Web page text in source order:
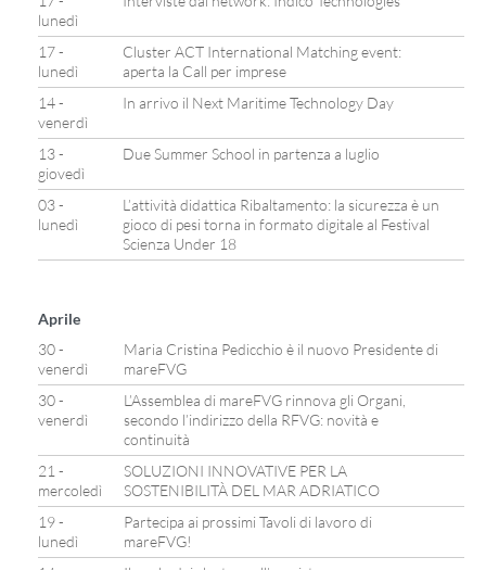
lunedì
17 -
lunedì
Cluster ACT International Matching event:
aperta la Call per imprese
14 -
venerdì
In arrivo il Next Maritime Technology Day
13 -
giovedì
Due Summer School in partenza a luglio
03 -
lunedì
L’attività didattica Ribaltamento: la sicurezza è un
gioco di pesi torna in formato digitale al Festival
Scienza Under 18
Aprile
30 -
venerdì
Maria Cristina Pedicchio è il nuovo Presidente di
mareFVG
30 -
venerdì
L’Assemblea di mareFVG rinnova gli Organi,
secondo l’indirizzo della RFVG: novità e
continuità
21 -
mercoledì
SOLUZIONI INNOVATIVE PER LA
SOSTENIBILITÀ DEL MAR ADRIATICO
19 -
lunedì
Partecipa ai prossimi Tavoli di lavoro di
mareFVG!